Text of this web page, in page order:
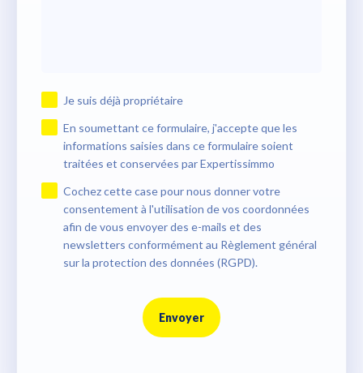
Je suis déjà propriétaire
En soumettant ce formulaire, j'accepte que les
informations saisies dans ce formulaire soient
traitées et conservées par Expertissimmo
Cochez cette case pour nous donner votre
consentement à l'utilisation de vos coordonnées
afin de vous envoyer des e-mails et des
newsletters conformément au Règlement général
sur la protection des données (RGPD).
Envoyer